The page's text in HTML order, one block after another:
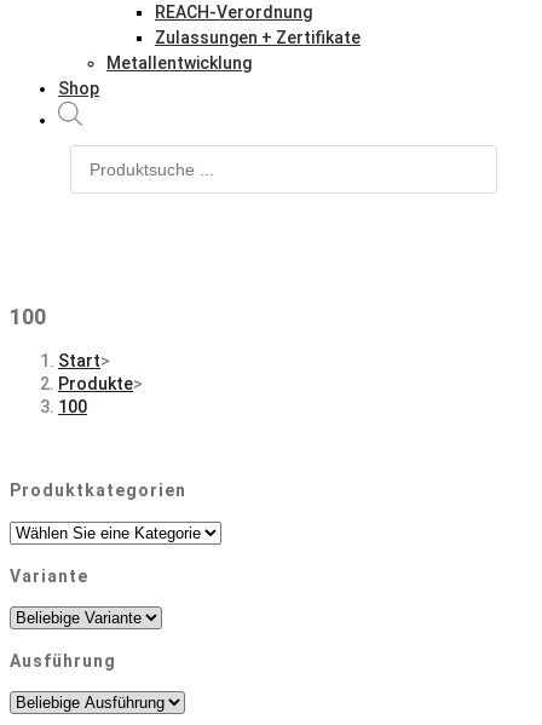
REACH-Verordnung
Zulassungen + Zertifikate
Metallentwicklung
Shop
100
Start>
Produkte>
100
Produktkategorien
Variante
Ausführung